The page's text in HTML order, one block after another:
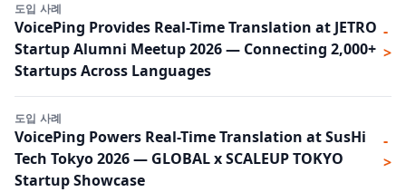
도입 사례
VoicePing Provides Real-Time Translation at JETRO
Startup Alumni Meetup 2026 — Connecting 2,000+
Startups Across Languages
-
>
도입 사례
VoicePing Powers Real-Time Translation at SusHi
Tech Tokyo 2026 — GLOBAL x SCALEUP TOKYO
Startup Showcase
-
>